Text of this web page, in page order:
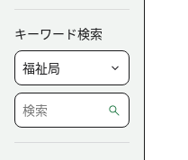
キーワード検索